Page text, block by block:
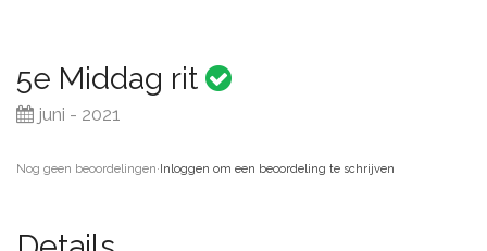
5e Middag rit
juni - 2021
Nog geen beoordelingen·Inloggen om een beoordeling te schrijven